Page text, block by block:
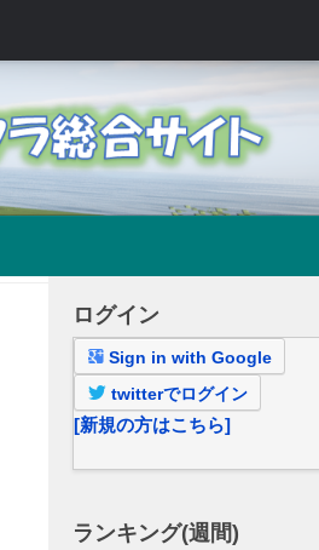
ログイン
Sign in with Google
twitterでログイン
[新規の方はこちら]
ランキング(週間)